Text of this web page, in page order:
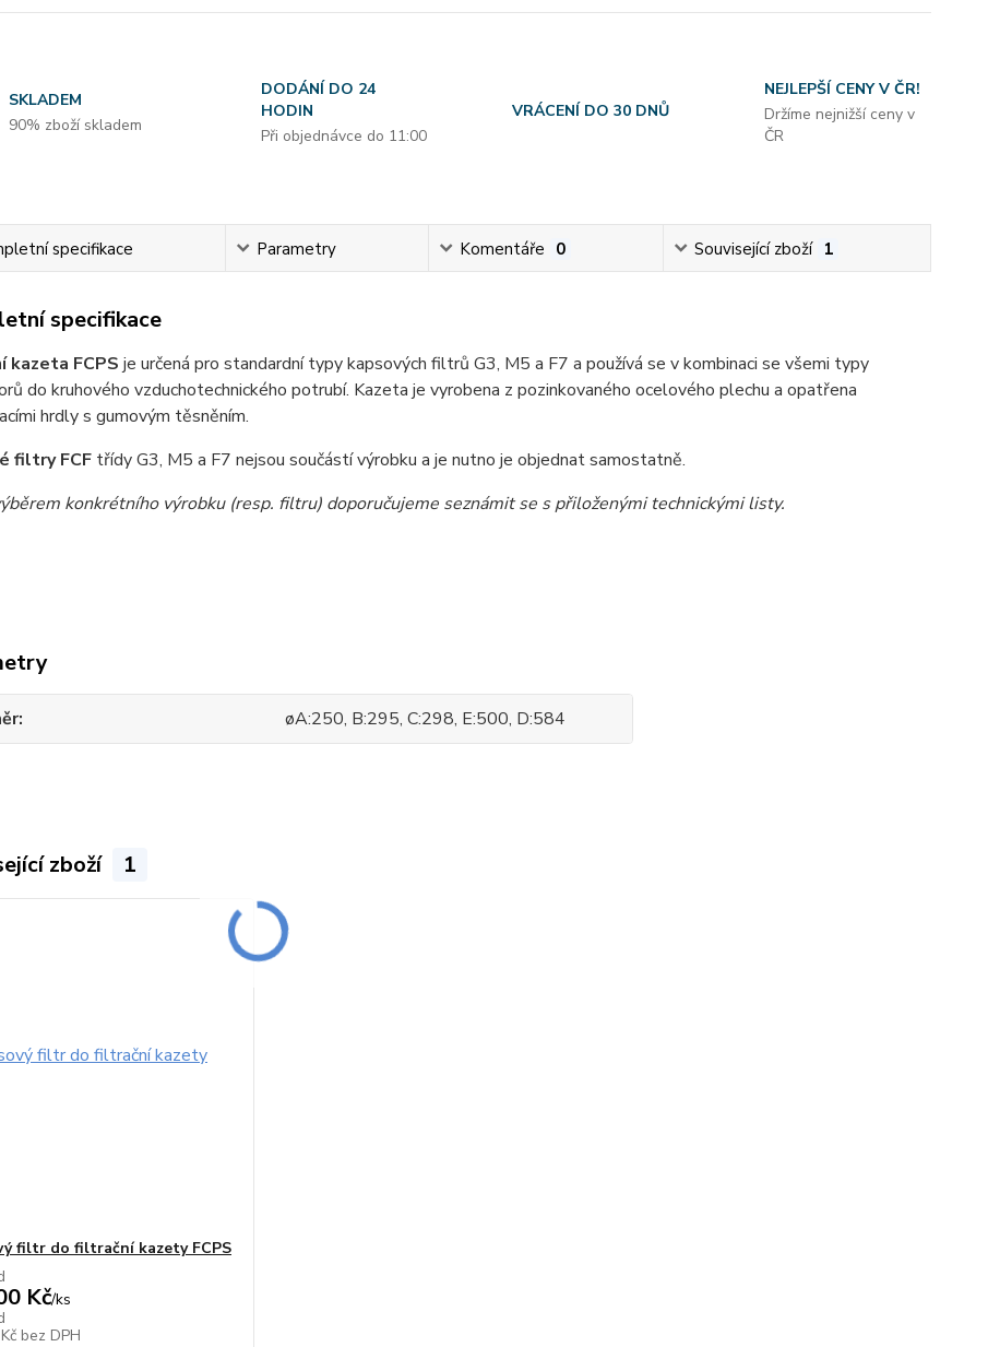
SKLADEM
90% zboží skladem
DODÁNÍ DO 24
HODIN
Při objednávce do 11:00
VRÁCENÍ DO 30 DNŮ
NEJLEPŠÍ CENY V ČR!
Držíme nejnižší ceny v
ČR
specifikace Parametry Komentáře 0 Související zboží 1
specifikace
kazeta FCPS je určená pro standardní typy kapsových filtrů G3, M5 a F7 a používá se v kombinaci se všemi typy
do kruhového vzduchotechnického potrubí. Kazeta je vyrobena z pozinkovaného ocelového plechu a opatřena
hrdly s gumovým těsněním.
filtry FCFtřídy G3, M5 a F7 nejsou součástí výrobku a je nutno je objednat samostatně.
konkrétního výrobku (resp. filtru) doporučujeme seznámit se s přiloženými technickými listy.
øA:250, B:295, C:298, E:500, D:584
zboží 1
filtr do filtrační kazety FCPS
Kč/ks
bez DPH